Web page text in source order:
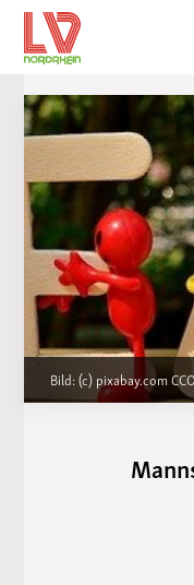
Bild: (c) pixabay.com CCO